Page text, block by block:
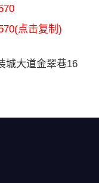
(点击复制)
城大道金翠巷16